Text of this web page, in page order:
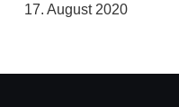
17. August 2020